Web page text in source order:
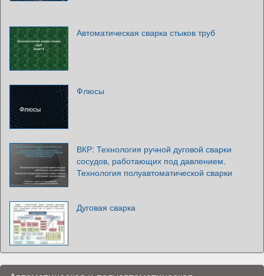
Автоматическая сварка стыков труб
Флюсы
ВКР: Технология ручной дуговой сварки
сосудов, работающих под давлением.
Технология полуавтоматической сварки
Дуговая сварка